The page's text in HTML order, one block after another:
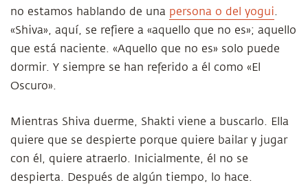
no estamos hablando de una persona o del yogui.
«Shiva», aquí, se refiere a «aquello que no es»; aquello
que está naciente. «Aquello que no es» solo puede
dormir. Y siempre se han referido a él como «El
Oscuro».
Mientras Shiva duerme, Shakti viene a buscarlo. Ella
quiere que se despierte porque quiere bailar y jugar
con él, quiere atraerlo. Inicialmente, él no se
despierta. Después de algún tiempo, lo hace.